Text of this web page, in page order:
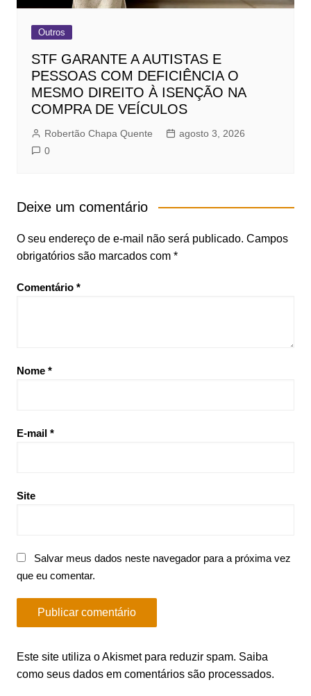
Outros
STF GARANTE A AUTISTAS E
PESSOAS COM DEFICIÊNCIA O
MESMO DIREITO À ISENÇÃO NA
COMPRA DE VEÍCULOS
Robertão Chapa Quente
agosto 3, 2026
0
Deixe um comentário
O seu endereço de e-mail não será publicado. Campos
obrigatórios são marcados com *
Comentário *
Nome *
E-mail *
Site
Salvar meus dados neste navegador para a próxima vez
que eu comentar.
Este site utiliza o Akismet para reduzir spam. Saiba
como seus dados em comentários são processados.